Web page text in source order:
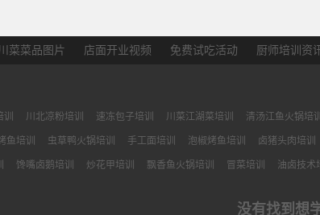
菜菜品图片 店面开业视频 免费试吃活动 厨师培训资
川北凉粉培训 速冻包子培训 川菜江湖菜培训 清汤江鱼火锅培训
鱼培训 虫草鸭火锅培训 手工面培训 泡椒烤鱼培训 卤猪头肉培训
馋嘴卤鹅培训 炒花甲培训 飘香鱼火锅培训 冒菜培训 油卤技术
没有找到想